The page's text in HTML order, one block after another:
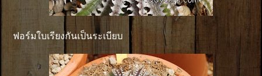
ฟอร์มใบเรียงกันเป็นระเบียบ